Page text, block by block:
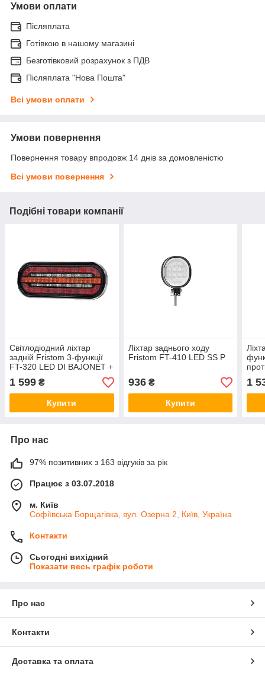
Умови оплати
Післяплата
Готівкою в нашому магазині
Безготівковий розрахунок з ПДВ
Післяплата "Нова Пошта"
Всі умови оплати
Умови повернення
Повернення товару впродовж 14 днів за домовленістю
Всі умови повернення
Подібні товари компанії
Світлодіодний ліхтар
задній Fristom 3-функції
FT-320 LED DI BAJONET +
SS
1 599 ₴
Купити
Ліхтар заднього ходу
Fristom FT-410 LED SS P
936₴
Купити
+
1
Про нас
97% позитивних з 163 відгуків за рік
Працює з 03.07.2018
м. Київ
Софіївська Борщагівка, вул. Озерна 2, Київ, Україна
Контакти
Сьогодні вихідний
Показати весь графік роботи
Про нас
Контакти
Доставка та оплата